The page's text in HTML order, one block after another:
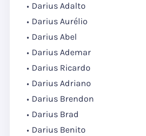
Darius Adalto
Darius Aurélio
Darius Abel
Darius Ademar
Darius Ricardo
Darius Adriano
Darius Brendon
Darius Brad
Darius Benito